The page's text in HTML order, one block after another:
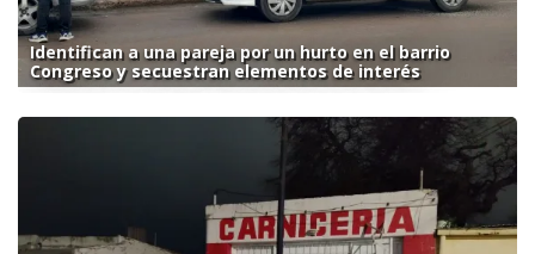
Identifican a una pareja por un hurto en el barrio
Congreso y secuestran elementos de interés